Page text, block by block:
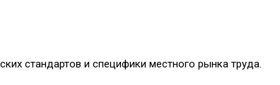
стандартов и специфики местного рынка труда.